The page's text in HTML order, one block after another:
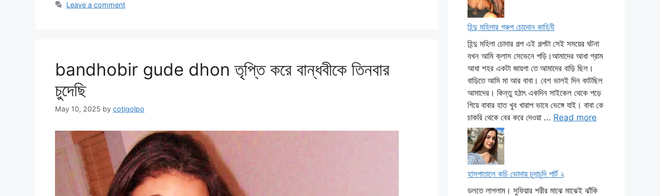
Leave a comment
bandhobir gude dhon তৃপ্তি করে বান্ধবীকে তিনবার
চুদেছি
May 10, 2025 by cotigolpo
হিন্দু মহিলার গ্রুপ চোদোন কাহিনী
হিন্দু মহিলা চোদার গল্প এই গল্পটা সেই সময়ের ঘটনা
যখন আমি ক্লাস সেভেনে পড়ি।আমাদের আধা গ্রাম
আধা শহর একটা জায়গা তে আমাদের বাড়ি ছিল।
বাড়িতে আমি মা আর বাবা। বেশ ভালই দিন কাটছিল
আমাদের। কিন্তু হঠাৎ একদিন সাইকেল থেকে পড়ে
গিয়ে বাবার হাত খুব খারাপ ভাবে ভেঙ্গে যাই। বাবা কে
চাকরি থেকে বের করে দেওয়া ... Read more
হাসপাতালে কচি ভোদায় চুদাচুদি পার্ট ২
ডলতে লাগলাম। সুফিয়ার শরীর মাঝে মাঝেই ঝাঁকি